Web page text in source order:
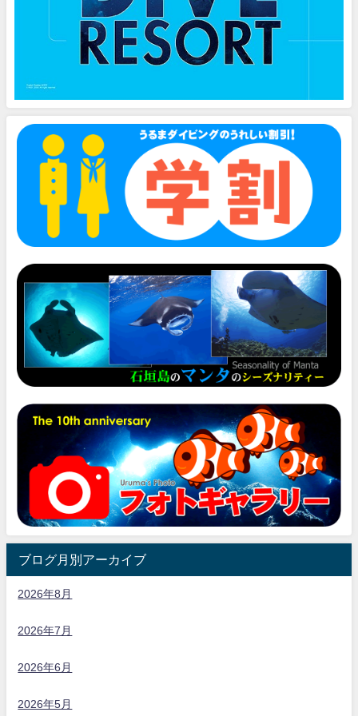
ブログ月別アーカイブ
2026年8月
2026年7月
2026年6月
2026年5月